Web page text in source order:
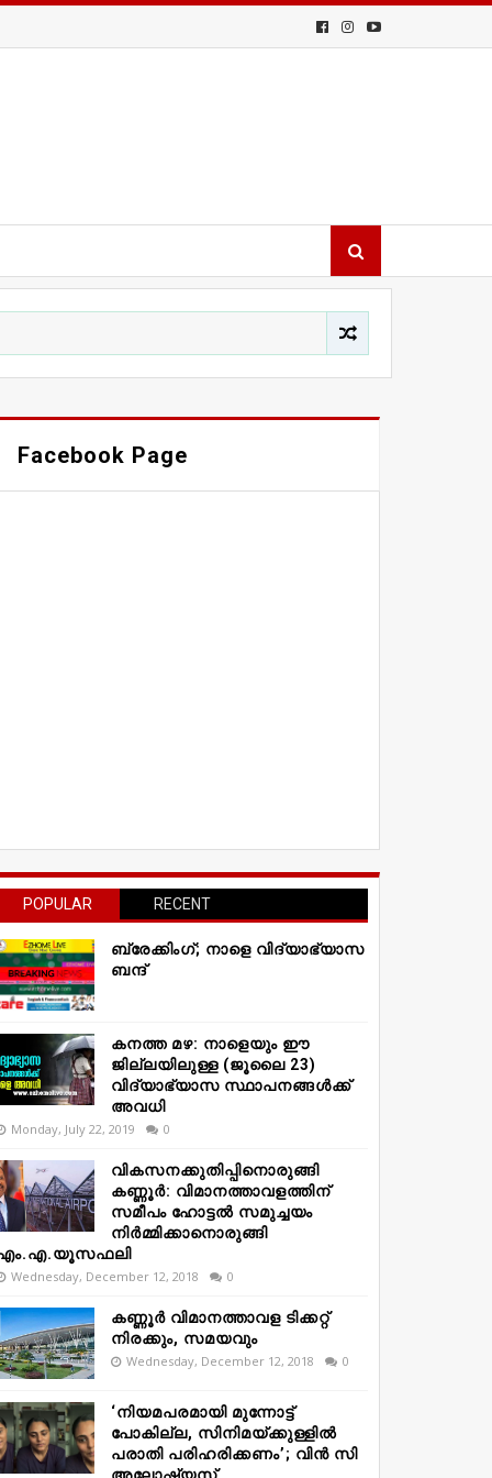
Facebook Page
POPULAR RECENT
ബ്രേക്കിംഗ്; നാളെ വിദ്യാഭ്യാസ
ബന്ദ്
കനത്ത മഴ: നാളെയും ഈ
ജില്ലയിലുള്ള (ജൂലൈ 23)
വിദ്യാഭ്യാസ സ്ഥാപനങ്ങൾക്ക്
അവധി
Monday, July 22, 2019 0
വികസനക്കുതിപ്പിനൊരുങ്ങി
കണ്ണൂർ: വിമാനത്താവളത്തിന്
സമീപം ഹോട്ടൽ സമുച്ചയം
നിർമ്മിക്കാനൊരുങ്ങി
Wednesday, December 12, 2018 0
കണ്ണൂർ വിമാനത്താവള ടിക്കറ്റ്
നിരക്കും, സമയവും
Wednesday, December 12, 2018 0
‘നിയമപരമായി മുന്നോട്ട്
പോകില്ല, സിനിമയ്ക്കുള്ളിൽ
പരാതി പരിഹരിക്കണം’; വിൻ സി